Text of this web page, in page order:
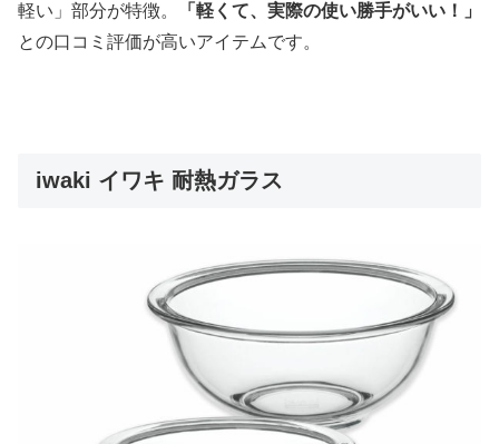
軽い」部分が特徴。
「軽くて、実際の使い勝手がいい！」
との口コミ評価が高いアイテムです。
iwaki イワキ 耐熱ガラス